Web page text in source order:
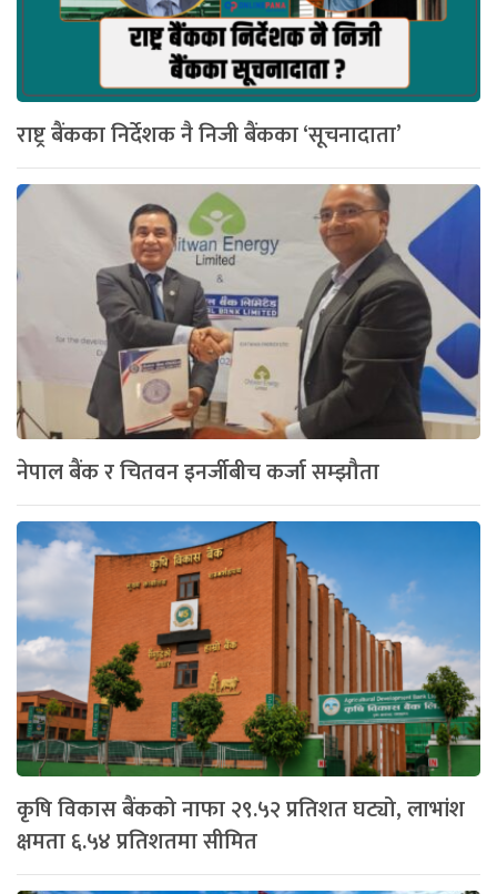
राष्ट्र बैंकका निर्देशक नै निजी बैंकका ‘सूचनादाता’
नेपाल बैंक र चितवन इनर्जीबीच कर्जा सम्झौता
कृषि विकास बैंकको नाफा २९.५२ प्रतिशत घट्यो, लाभांश
क्षमता ६.५४ प्रतिशतमा सीमित